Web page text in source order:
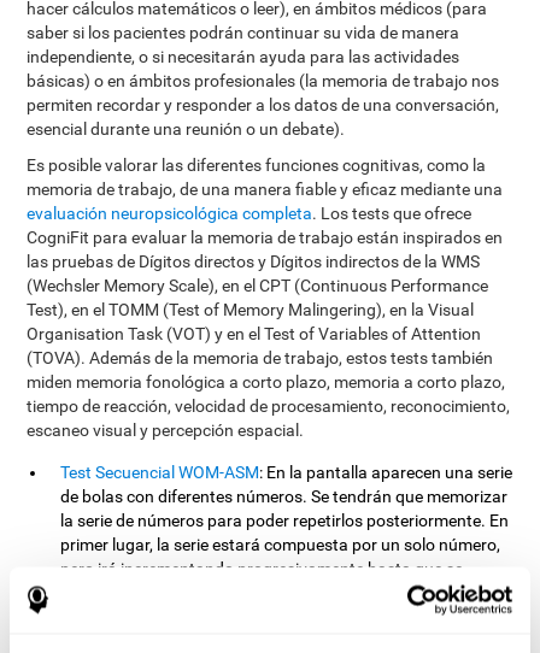
hacer cálculos matemáticos o leer), en ámbitos médicos (para
saber si los pacientes podrán continuar su vida de manera
independiente, o si necesitarán ayuda para las actividades
básicas) o en ámbitos profesionales (la memoria de trabajo nos
permiten recordar y responder a los datos de una conversación,
esencial durante una reunión o un debate).
Es posible valorar las diferentes funciones cognitivas, como la
memoria de trabajo, de una manera fiable y eficaz mediante una
evaluación neuropsicológica completa. Los tests que ofrece
CogniFit para evaluar la memoria de trabajo están inspirados en
las pruebas de Dígitos directos y Dígitos indirectos de la WMS
(Wechsler Memory Scale), en el CPT (Continuous Performance
Test), en el TOMM (Test of Memory Malingering), en la Visual
Organisation Task (VOT) y en el Test of Variables of Attention
(TOVA). Además de la memoria de trabajo, estos tests también
miden memoria fonológica a corto plazo, memoria a corto plazo,
tiempo de reacción, velocidad de procesamiento, reconocimiento,
escaneo visual y percepción espacial.
Test Secuencial WOM-ASM: En la pantalla aparecen una serie
de bolas con diferentes números. Se tendrán que memorizar
la serie de números para poder repetirlos posteriormente. En
primer lugar, la serie estará compuesta por un solo número,
pero irá incrementando progresivamente hasta que se
cometa algún error. Habrá que reproducir cada serie de